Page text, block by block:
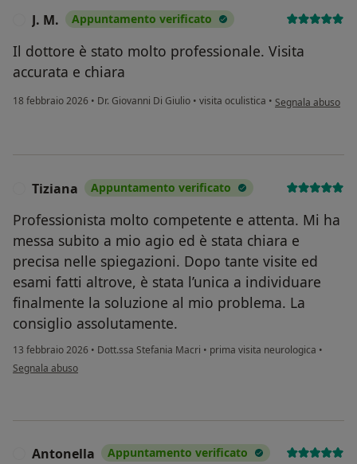
J. M. Appuntamento verificato
Il dottore è stato molto professionale. Visita
accurata e chiara
18 febbraio 2026 • Dr. Giovanni Di Giulio • visita oculistica • secondo
Segnala abuso
Tiziana Appuntamento verificato
Professionista molto competente e attenta. Mi ha
messa subito a mio agio ed è stata chiara e
precisa nelle spiegazioni. Dopo tante visite ed
esami fatti altrove, è stata l’unica a individuare
finalmente la soluzione al mio problema. La
consiglio assolutamente.
13 febbraio 2026 • Dott.ssa Stefania Macri • prima visita neurologica •
secondo l'opinione dell'utente Tiziana
Segnala abuso
Antonella Appuntamento verificato